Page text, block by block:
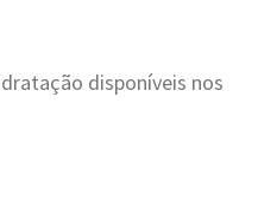
disponíveis nos